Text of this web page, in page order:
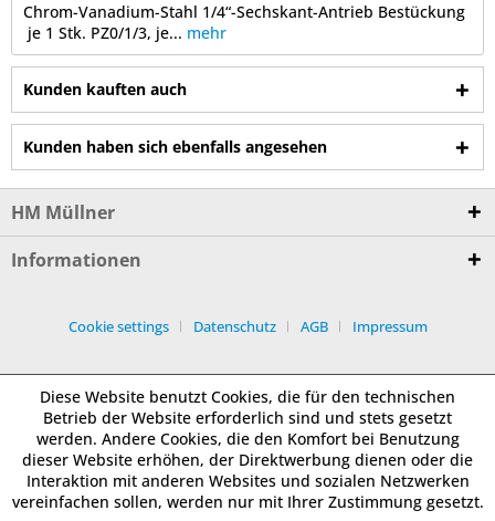
Chrom-Vanadium-Stahl 1/4“-Sechskant-Antrieb Bestückung
je 1 Stk. PZ0/1/3, je... mehr
Kunden kauften auch
Kunden haben sich ebenfalls angesehen
HM Müllner
Informationen
Cookie settings Datenschutz AGB Impressum
Diese Website benutzt Cookies, die für den technischen
Betrieb der Website erforderlich sind und stets gesetzt
werden. Andere Cookies, die den Komfort bei Benutzung
dieser Website erhöhen, der Direktwerbung dienen oder die
Interaktion mit anderen Websites und sozialen Netzwerken
vereinfachen sollen, werden nur mit Ihrer Zustimmung gesetzt.